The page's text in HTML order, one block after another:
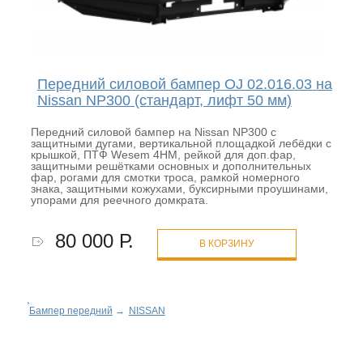
Передний силовой бампер OJ 02.016.03 на
Nissan NP300 (стандарт, лифт 50 мм)
Передний силовой бампер на Nissan NP300 с
защитными дугами, вертикальной площадкой лебёдки с
крышкой, ПТФ Wesem 4HM, рейкой для доп.фар,
защитными решётками основных и дополнительных
фар, рогами для смотки троса, рамкой номерного
знака, защитными кожухами, буксирными проушинами,
упорами для реечного домкрата.
80 000 Р. В КОРЗИНУ
Бампер передний → NISSAN